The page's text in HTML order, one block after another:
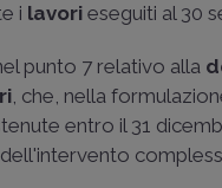
i lavori eseguiti al 30
punto 7 relativo alla
, che, nella
entro il 31